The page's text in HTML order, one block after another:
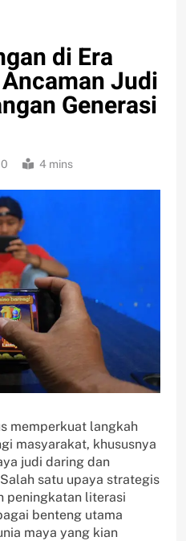
di Era
Judi
Generasi
0 4 mins
memperkuat langkah
masyarakat, khususnya
judi daring dan
satu upaya strategis
peningkatan literasi
benteng utama
maya yang kian